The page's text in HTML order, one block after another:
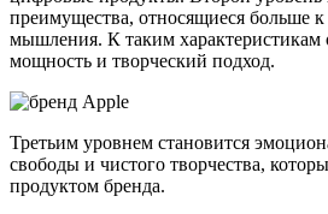
преимущества, относящиеся больше
мышления. К таким характеристикам
мощность и творческий подход.
Третьим уровнем становится
свободы и чистого творчества,
продуктом бренда.